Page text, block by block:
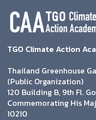
TGO Climate Action
Thailand Greenhouse
(Public Organization)
120 Building B, 9th Fl.
Commemorating His
10210